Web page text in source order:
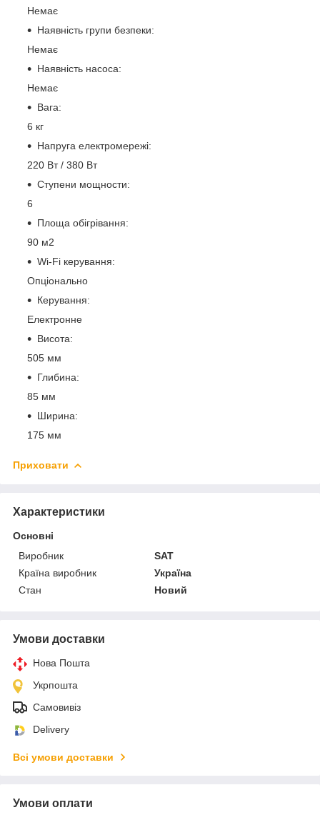
Немає
Наявність групи безпеки:
Немає
Наявність насоса:
Немає
Вага:
6 кг
Напруга електромережі:
220 Вт / 380 Вт
Ступени мощности:
6
Площа обігрівання:
90 м2
Wi-Fi керування:
Опціонально
Керування:
Електронне
Висота:
505 мм
Глибина:
85 мм
Ширина:
175 мм
Приховати
Характеристики
Основні
Виробник
SAT
Країна виробник
Україна
Стан
Новий
Умови доставки
Нова Пошта
Укрпошта
Самовивіз
Delivery
Всі умови доставки
Умови оплати